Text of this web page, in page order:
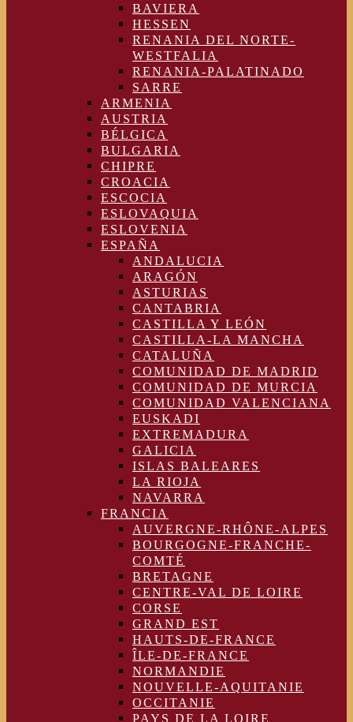
BAVIERA
HESSEN
RENANIA DEL NORTE-
WESTFALIA
RENANIA-PALATINADO
SARRE
ARMENIA
AUSTRIA
BÉLGICA
BULGARIA
CHIPRE
CROACIA
ESCOCIA
ESLOVAQUIA
ESLOVENIA
ESPAÑA
ANDALUCIA
ARAGÓN
ASTURIAS
CANTABRIA
CASTILLA Y LEÓN
CASTILLA-LA MANCHA
CATALUÑA
COMUNIDAD DE MADRID
COMUNIDAD DE MURCIA
COMUNIDAD VALENCIANA
EUSKADI
EXTREMADURA
GALICIA
ISLAS BALEARES
LA RIOJA
NAVARRA
FRANCIA
AUVERGNE-RHÔNE-ALPES
BOURGOGNE-FRANCHE-
COMTÉ
BRETAGNE
CENTRE-VAL DE LOIRE
CORSE
GRAND EST
HAUTS-DE-FRANCE
ÎLE-DE-FRANCE
NORMANDIE
NOUVELLE-AQUITANIE
OCCITANIE
PAYS DE LA LOIRE